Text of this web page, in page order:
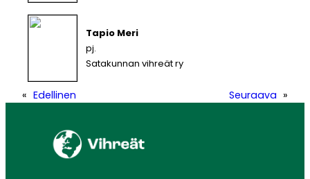
Tapio Meri
pj.
Satakunnan vihreät ry
« Edellinen Seuraava »